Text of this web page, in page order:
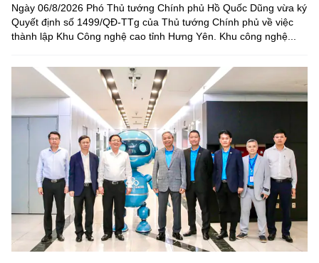
Ngày 06/8/2026 Phó Thủ tướng Chính phủ Hồ Quốc Dũng vừa ký
Quyết định số 1499/QĐ-TTg của Thủ tướng Chính phủ về việc
thành lập Khu Công nghệ cao tỉnh Hưng Yên. Khu công nghệ...